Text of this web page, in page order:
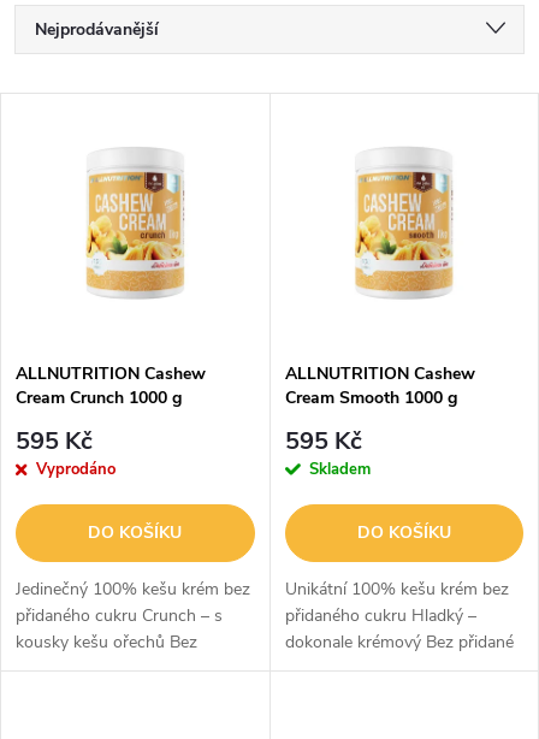
Ř
a
p
r
o
d
u
Nejprodávanější
Abecedně
s
p
r
o
d
u
ALLNUTRITION Cashew
Cream Crunch 1000 g
595 Kč
Vyprodáno
DO KOŠÍKU
Jedinečný 100% kešu krém bez
přidaného cukru Crunch – s
kousky kešu ořechů Bez
přidané soli nebo palmového
ALLNUTRITION Cashew
Cream Smooth 1000 g
595 Kč
Skladem
DO KOŠÍKU
Unikátní 100% kešu krém bez
přidaného cukru Hladký –
dokonale krémový Bez přidané
soli nebo palmového oleje